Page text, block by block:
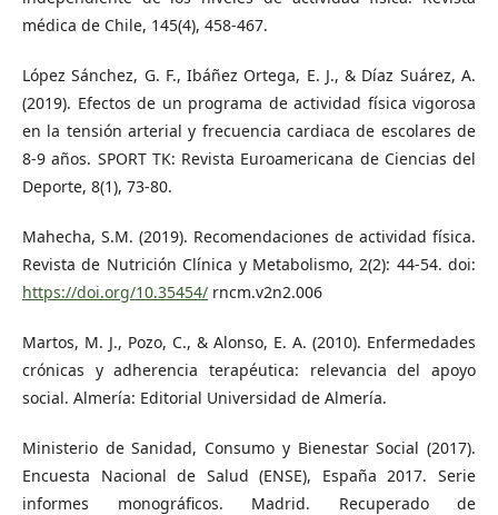
médica de Chile, 145(4), 458-467.
López Sánchez, G. F., Ibáñez Ortega, E. J., & Díaz Suárez, A.
(2019). Efectos de un programa de actividad física vigorosa
en la tensión arterial y frecuencia cardiaca de escolares de
8-9 años. SPORT TK: Revista Euroamericana de Ciencias del
Deporte, 8(1), 73-80.
Mahecha, S.M. (2019). Recomendaciones de actividad física.
Revista de Nutrición Clínica y Metabolismo, 2(2): 44-54. doi:
https://doi.org/10.35454/ rncm.v2n2.006
Martos, M. J., Pozo, C., & Alonso, E. A. (2010). Enfermedades
crónicas y adherencia terapéutica: relevancia del apoyo
social. Almería: Editorial Universidad de Almería.
Ministerio de Sanidad, Consumo y Bienestar Social (2017).
Encuesta Nacional de Salud (ENSE), España 2017. Serie
informes monográficos. Madrid. Recuperado de